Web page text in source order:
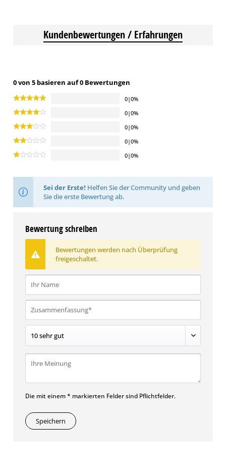
Kundenbewertungen / Erfahrungen
0 von 5 basieren auf 0 Bewertungen
0|0%
0|0%
0|0%
0|0%
0|0%
Sei der Erste! Helfen Sie der Community und geben
Sie die erste Bewertung ab.
Bewertung schreiben
Bewertungen werden nach Überprüfung
freigeschaltet.
Die mit einem * markierten Felder sind Pflichtfelder.
Speichern